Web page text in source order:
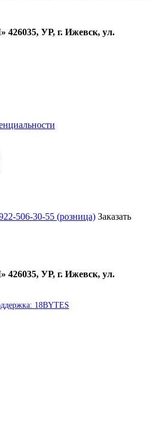
426035, УР, г. Ижевск, ул.
506-30-55 (розница) Заказать
426035, УР, г. Ижевск, ул.
18BYTES